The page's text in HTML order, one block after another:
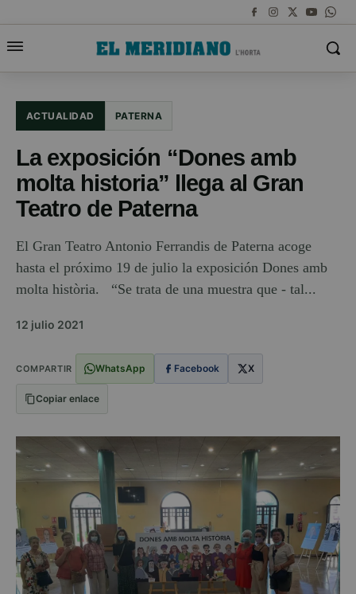
ACTUALIDAD PATERNA
La exposición “Dones amb
molta historia” llega al Gran
Teatro de Paterna
El Gran Teatro Antonio Ferrandis de Paterna acoge
hasta el próximo 19 de julio la exposición Dones amb
molta història. “Se trata de una muestra que - tal...
12 julio 2021
COMPARTIR WhatsApp Facebook X
Copiar enlace